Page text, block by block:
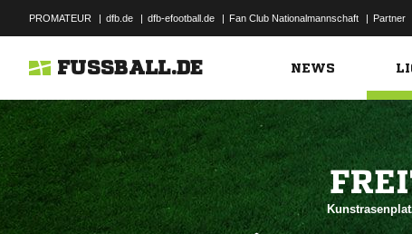
PROMATEUR | dfb.de | dfb-efootball.de | Fan Club Nationalmannschaft | Partner
FUSSBALL.DE NEWS